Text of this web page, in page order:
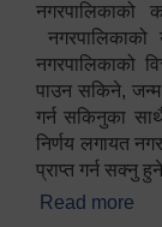
नगरपालिकाको
पाउन सकिने, जन्म,
गर्न सकिनुका
निर्णय लगायत
प्राप्त गर्न सक्नु
Read more